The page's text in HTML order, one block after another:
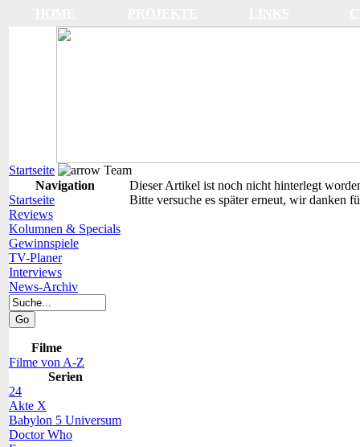
Startseite
Team
Navigation
Startseite
Reviews
Kolumnen & Specials
Gewinnspiele
TV-Planer
Interviews
News-Archiv
Filme
Filme von A-Z
Serien
24
Akte X
Babylon 5 Universum
Doctor Who
Dieser Artikel ist noch nicht hinterlegt
Bitte versuche es später erneut, wir danken